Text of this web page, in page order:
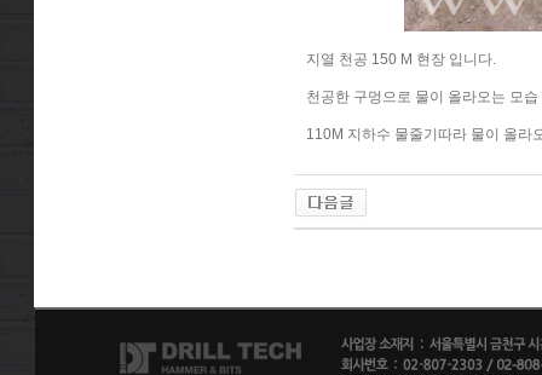
지열 천공 150 M 현장 입니다.
천공한 구멍으로 물이 올라오는 모습
110M 지하수 물줄기따라 물이 올라